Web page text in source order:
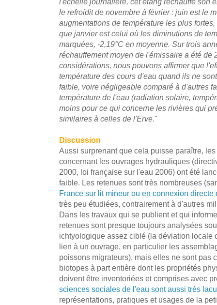
le refroidit de novembre à février : juin est le
augmentations de température les plus
que janvier est celui où les diminutions de
marquées, -2,19°C en moyenne. Sur trois
réchauffement moyen de l'émissaire a été de
considérations, nous pouvons affirmer que
température des cours d'eau quand ils ne
faible, voire négligeable comparé à d'autres
température de l'eau (radiation solaire,
moins pour ce qui concerne les rivières qui
similaires à celles de l'Erve."
Discussion
Aussi surprenant que cela puisse paraître,
concernant les ouvrages hydrauliques
2000, loi française sur l'eau 2006) ont été
faible. Les retenues sont très nombreuses
France sur lit mineur ou en connexion directe
très peu étudiées, contrairement à d'autres
Dans les travaux qui se publient et qui
retenues sont presque toujours analysées
ichtyologique assez ciblé (la déviation locale
lien à un ouvrage, en particulier les
poissons migrateurs), mais elles ne sont pas
biotopes à part entière dont les propriétés
doivent être inventoriées et comprises avec
sciences sociales de l'eau sont aussi très
représentations, pratiques et usages de la